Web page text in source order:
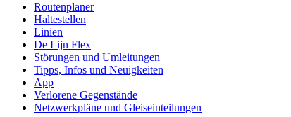
Routenplaner
Haltestellen
Linien
De Lijn Flex
Störungen und Umleitungen
Tipps, Infos und Neuigkeiten
App
Verlorene Gegenstände
Netzwerkpläne und Gleiseinteilungen